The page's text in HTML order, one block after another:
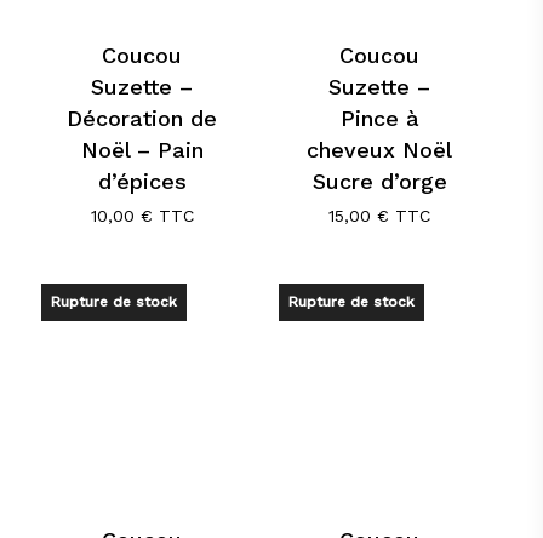
Coucou
Suzette –
Décoration de
Noël – Pain
d’épices
10,00 € TTC
Coucou
Suzette –
Pince à
cheveux Noël
Sucre d’orge
15,00€ TTC
Rupture de stock Rupture de stock